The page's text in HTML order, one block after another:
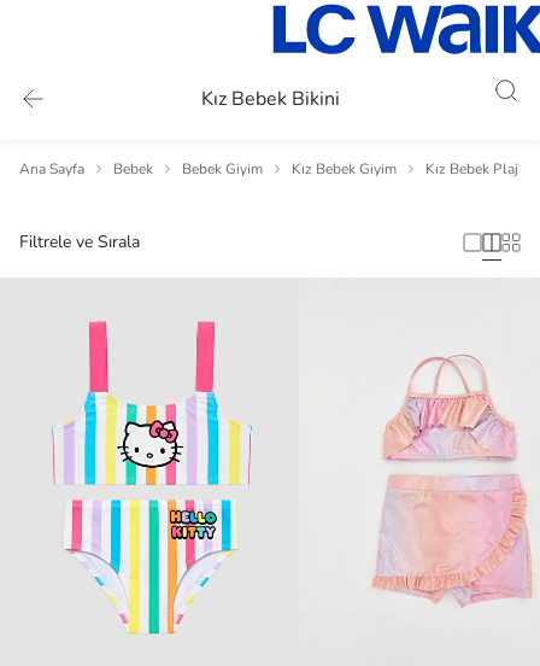
Kız Bebek Bikini
Ana Sayfa Bebek Bebek Giyim Kız Bebek Giyim Kız Bebek Plaj
Filtrele ve Sırala